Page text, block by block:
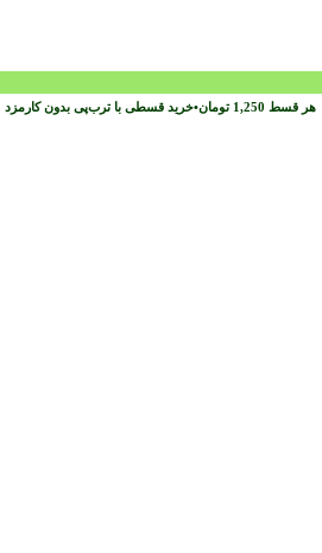
هر قسط 1,250 تومان•خرید قسطی با ترب‌پی بدون کارمزد